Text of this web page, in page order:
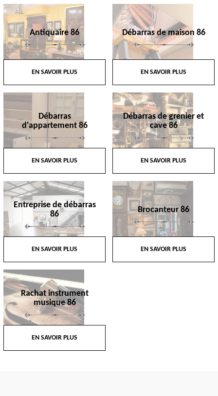
Antiquaire 86
EN SAVOIR PLUS
Débarras de maison 86
EN SAVOIR PLUS
Débarras
d'appartement 86
EN SAVOIR PLUS
Débarras de grenier et
cave 86
EN SAVOIR PLUS
Entreprise de débarras
86
EN SAVOIR PLUS
Brocanteur 86
EN SAVOIR PLUS
Rachat instrument
musique 86
EN SAVOIR PLUS